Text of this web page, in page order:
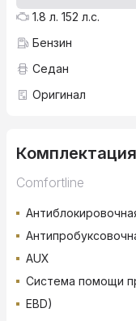
1.8 л. 152 л.с.
Бензин
Седан
Оригинал
Комплектация
Comfortline
AUX
Система помощи
EBD)